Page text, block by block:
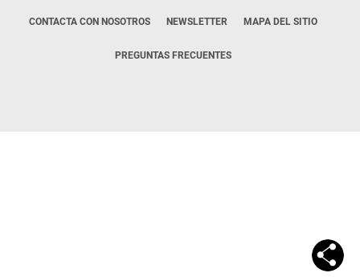
CONTACTA CON NOSOTROS NEWSLETTER MAPA DEL SITIO
PREGUNTAS FRECUENTES